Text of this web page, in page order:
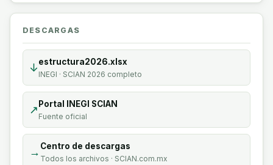
DESCARGAS
↓estructura2026.xlsx
INEGI · SCIAN 2026 completo
↗ Portal INEGI SCIAN
Fuente oficial
→ Centro de descargas
Todos los archivos · SCIAN.com.mx